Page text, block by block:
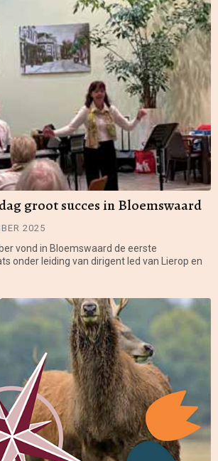
groot succes in Bloemswaard
2025
vond in Bloemswaard de eerste
onder leiding van dirigent Ied van Lierop en